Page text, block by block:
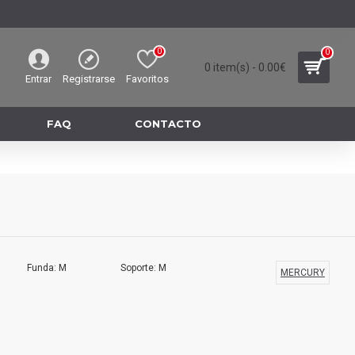
Entrar Registrarse Favoritos
0
0 item(s) - 0.00€
0
FAQ CONTACTO
Funda: M Soporte: M MERCURY